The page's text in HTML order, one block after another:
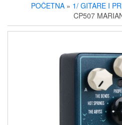
POČETNA » 1/ GITARE I
CP507